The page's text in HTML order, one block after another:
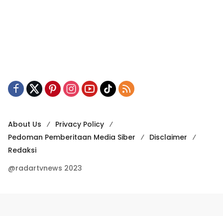
About Us
Privacy Policy
Pedoman Pemberitaan Media Siber
Disclaimer
Redaksi
@radartvnews 2023